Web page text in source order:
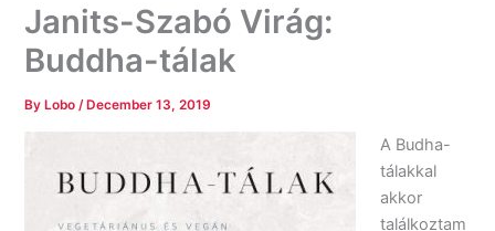
Janits-Szabó Virág:
Buddha-tálak
By Lobo/ December 13, 2019
A Budha-
tálakkal
akkor
találkoztam